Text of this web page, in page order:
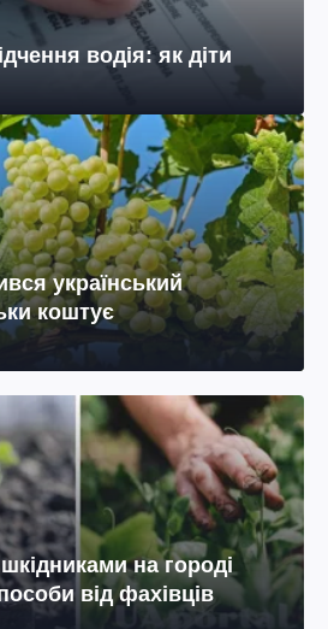
водія: як діти
український
коштує
на городі
від фахівців